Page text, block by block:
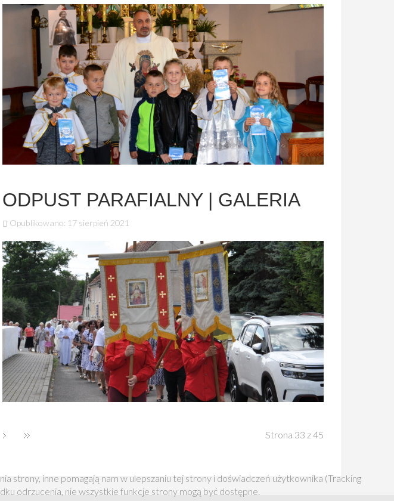
ODPUST PARAFIALNY | GALERIA
Opublikowano: 17 sierpień 2021
Strona 33 z 45
strony, inne pomagają nam w ulepszaniu tej strony i doświadczeń użytkownika (Tracking
odrzucenia, nie wszystkie funkcje strony mogą być dostępne.